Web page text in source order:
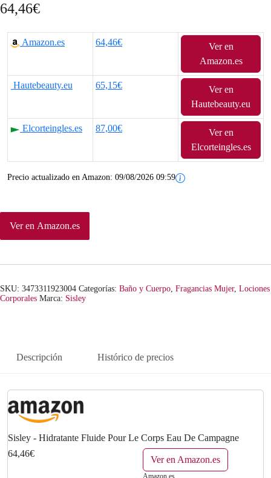
64,46€
Amazon.es 64,46€
Ver en
Amazon.es
Hautebeauty.eu 65,15€
Ver en
Hautebeauty.eu
Elcorteingles.es 87,00€
Ver en
Elcorteingles.es
Precio actualizado en Amazon: 09/08/2026 09:59
Ver en Amazon.es
SKU: 3473311923004 Categorías: Baño y Cuerpo, Fragancias Mujer, Lociones
Corporales Marca: Sisley
Descripción Histórico de precios
Sisley - Hidratante Fluide Pour Le Corps Eau De Campagne
64,46€
Ver en Amazon.es